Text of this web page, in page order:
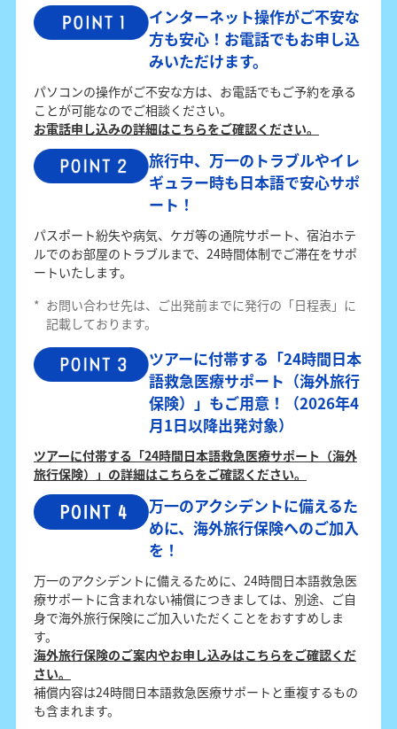
インターネット操作がご不安な
方も安心！お電話でもお申し込
みいただけます。
パソコンの操作がご不安な方は、お電話でもご予約を承る
ことが可能なのでご相談ください。
お電話申し込みの詳細はこちらをご確認ください。
旅行中、万一のトラブルやイレ
ギュラー時も日本語で安心サポ
ート！
パスポート紛失や病気、ケガ等の通院サポート、宿泊ホテ
ルでのお部屋のトラブルまで、24時間体制でご滞在をサポ
ートいたします。
* お問い合わせ先は、ご出発前までに発行の「日程表」に
記載しております。
ツアーに付帯する「24時間日本
語救急医療サポート（海外旅行
保険）」もご用意！（2026年4
月1日以降出発対象）
ツアーに付帯する「24時間日本語救急医療サポート（海外
旅行保険）」の詳細はこちらをご確認ください。
万一のアクシデントに備えるた
めに、海外旅行保険へのご加入
を！
万一のアクシデントに備えるために、24時間日本語救急医
療サポートに含まれない補償につきましては、別途、ご自
身で海外旅行保険にご加入いただくことをおすすめしま
す。
海外旅行保険のご案内やお申し込みはこちらをご確認くだ
さい。
補償内容は24時間日本語救急医療サポートと重複するもの
も含まれます。